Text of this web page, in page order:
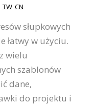
TW CN
słupkowych
łatwy w użyciu.
wielu
szablonów
dane,
do projektu i